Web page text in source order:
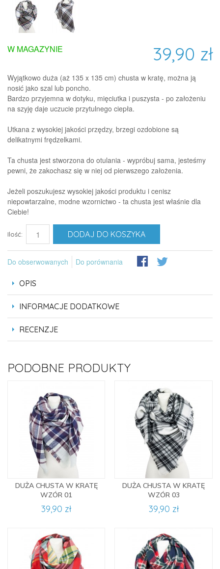
39,90 zł
W MAGAZYNIE
Wyjątkowo duża (aż 135 x 135 cm) chusta w kratę, można ją
nosić jako szal lub poncho.
Bardzo przyjemna w dotyku, mięciutka i puszysta - po założeniu
na szyję daje uczucie przytulnego ciepła.
Utkana z wysokiej jakości przędzy, brzegi ozdobione są
delikatnymi frędzelkami.
Ta chusta jest stworzona do otulania - wypróbuj sama, jesteśmy
pewni, że zakochasz się w niej od pierwszego założenia.
Jeżeli poszukujesz wysokiej jakości produktu i cenisz
niepowtarzalne, modne wzornictwo - ta chusta jest właśnie dla
Ciebie!
Ilość: DODAJ DO KOSZYKA
Do obserwowanych Do porównania
OPIS
INFORMACJE DODATKOWE
RECENZJE
PODOBNE PRODUKTY
DUŻA CHUSTA W KRATĘ
WZÓR 01
39,90 zł
DUŻA CHUSTA W KRATĘ
WZÓR 03
39,90 zł